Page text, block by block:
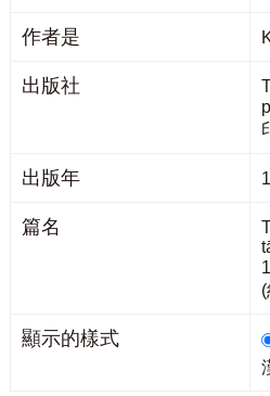
作者是
出版社
出版年
篇名
顯示的樣式